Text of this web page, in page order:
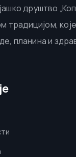
друштво
традицијом,
планина и